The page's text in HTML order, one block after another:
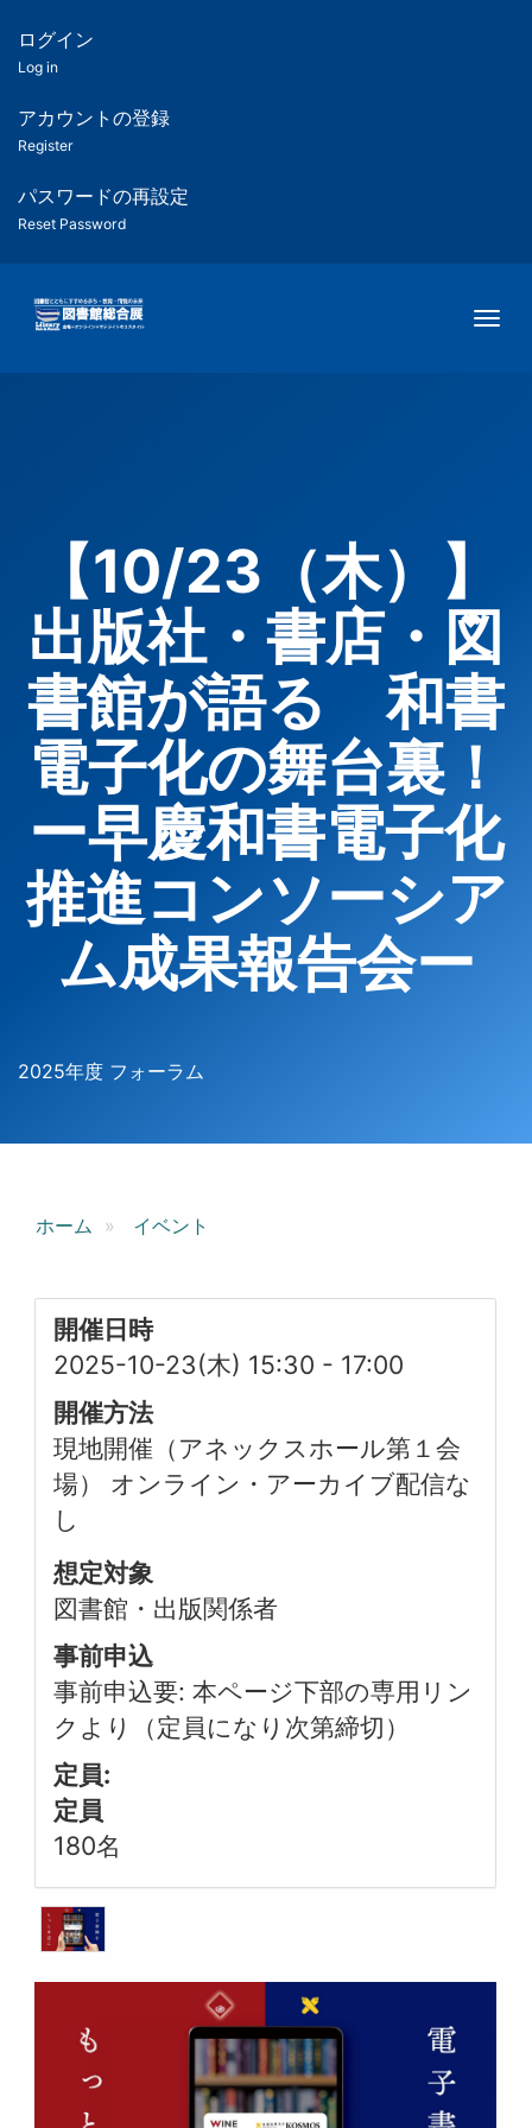
ツ
匿
名
ユ
ー
ー
用
メ
ログイン
Log in
アカウントの登録
Register
パスワードの再設定
Reset Password
【10/23（木）】
出版社・書店・図
書館が語る 和書
電子化の舞台裏！
ー早慶和書電子化
推進コンソーシア
ム成果報告会ー
2025年度 フォーラム
ホーム イベント
開催日時
2025-10-23(木) 15:30 - 17:00
開催方法
現地開催（アネックスホール第１会
場） オンライン・アーカイブ配信な
し
想定対象
図書館・出版関係者
事前申込
事前申込要: 本ページ下部の専用リン
クより（定員になり次第締切）
定員:
定員
180名